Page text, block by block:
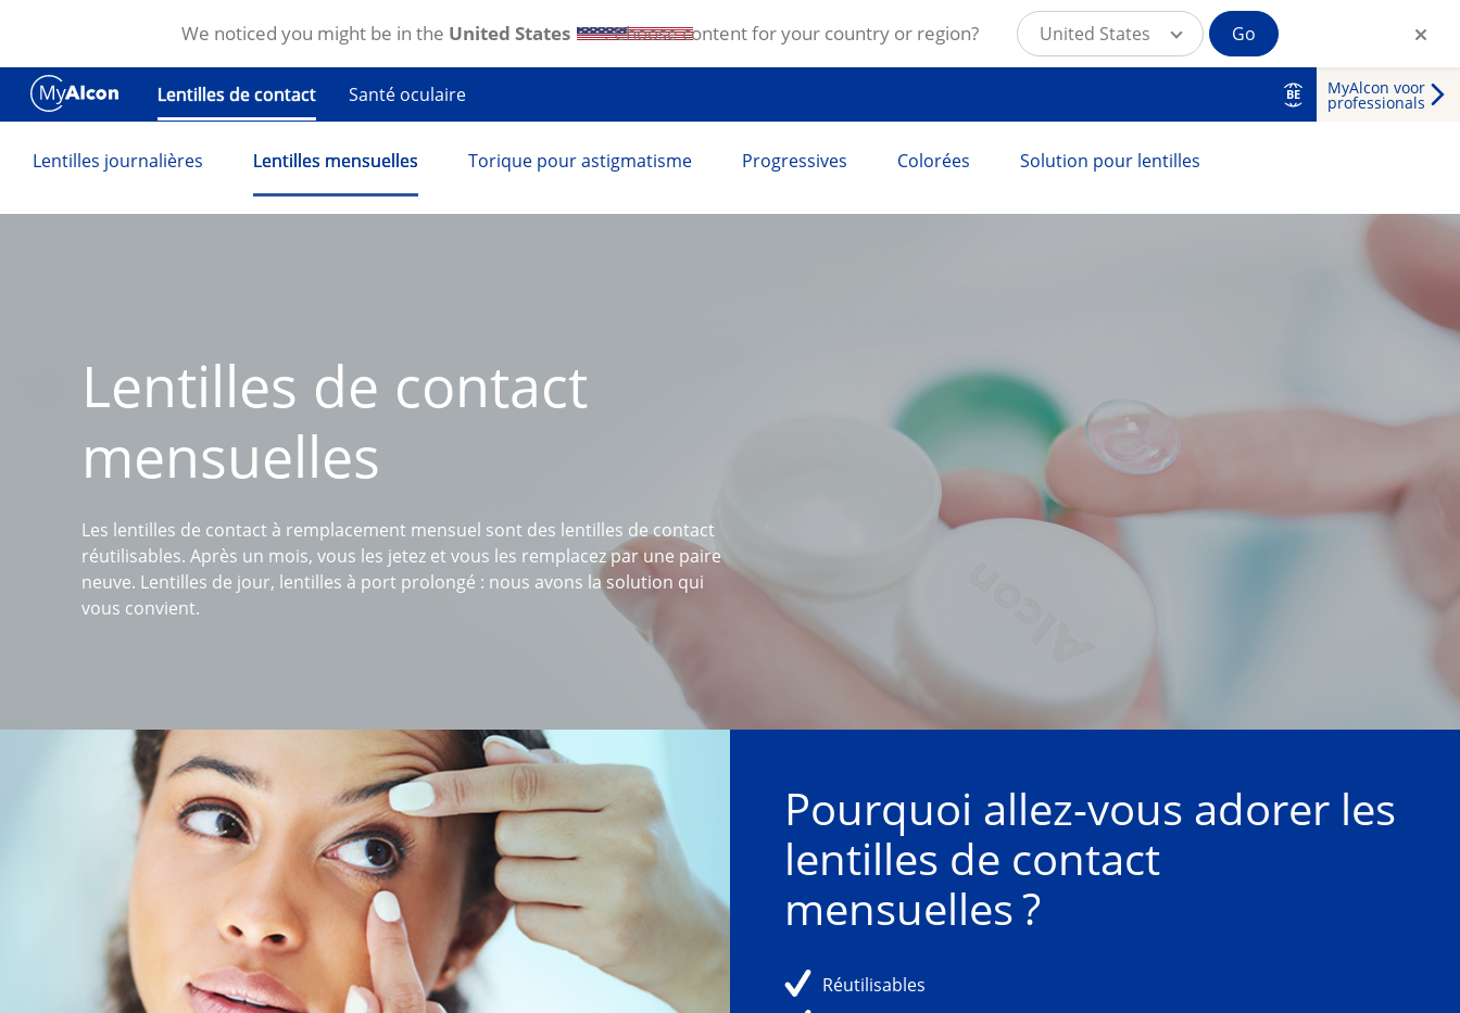
Aller au contenu principal
Lentilles de contact
Santé oculaire BE MyAlcon voor
professionals
Lentilles journalières Lentilles mensuelles Torique pour astigmatisme Progressives Colorées Solution pour lentilles
Lentilles de contact
mensuelles
Les lentilles de contact à remplacement mensuel sont des lentilles de contact
réutilisables. Après un mois, vous les jetez et vous les remplacez par une paire
neuve. Lentilles de jour, lentilles à port prolongé : nous avons la solution qui
vous convient.
Pourquoi allez-vous adorer les
lentilles de contact
mensuelles ?
Réutilisables
We noticed you might be in the United States . Choose content for your country or region? United States Go